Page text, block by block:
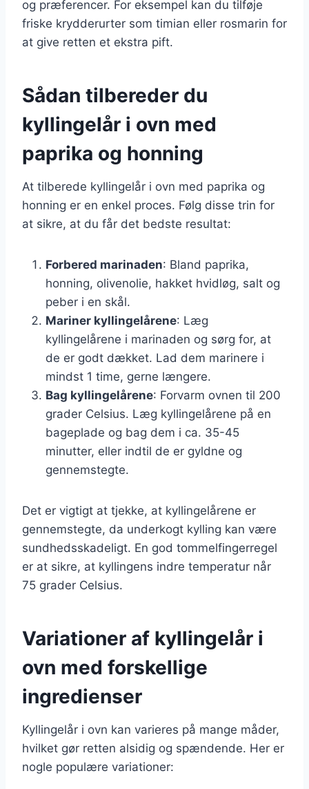
og præferencer. For eksempel kan du tilføje
friske krydderurter som timian eller rosmarin for
at give retten et ekstra pift.
Sådan tilbereder du
kyllingelår i ovn med
paprika og honning
At tilberede kyllingelår i ovn med paprika og
honning er en enkel proces. Følg disse trin for
at sikre, at du får det bedste resultat:
Forbered marinaden: Bland paprika,
honning, olivenolie, hakket hvidløg, salt og
peber i en skål.
Mariner kyllingelårene: Læg
kyllingelårene i marinaden og sørg for, at
de er godt dækket. Lad dem marinere i
mindst 1 time, gerne længere.
Bag kyllingelårene: Forvarm ovnen til 200
grader Celsius. Læg kyllingelårene på en
bageplade og bag dem i ca. 35-45
minutter, eller indtil de er gyldne og
gennemstegte.
Det er vigtigt at tjekke, at kyllingelårene er
gennemstegte, da underkogt kylling kan være
sundhedsskadeligt. En god tommelfingerregel
er at sikre, at kyllingens indre temperatur når
75 grader Celsius.
Variationer af kyllingelår i
ovn med forskellige
ingredienser
Kyllingelår i ovn kan varieres på mange måder,
hvilket gør retten alsidig og spændende. Her er
nogle populære variationer: